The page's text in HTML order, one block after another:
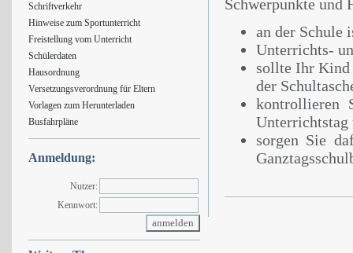
Schriftverkehr
Hinweise zum Sportunterricht
Freistellung vom Unterricht
Schülerdaten
Hausordnung
Versetzungsverordnung für Eltern
Vorlagen zum Herunterladen
Busfahrpläne
Anmeldung:
Nutzer:
Kennwort:
Schwerpunkte und
an der Schule
Unterrichts-
sollte Ihr Kind
der
kontrollieren
Unterrichtstag
sorgen Sie